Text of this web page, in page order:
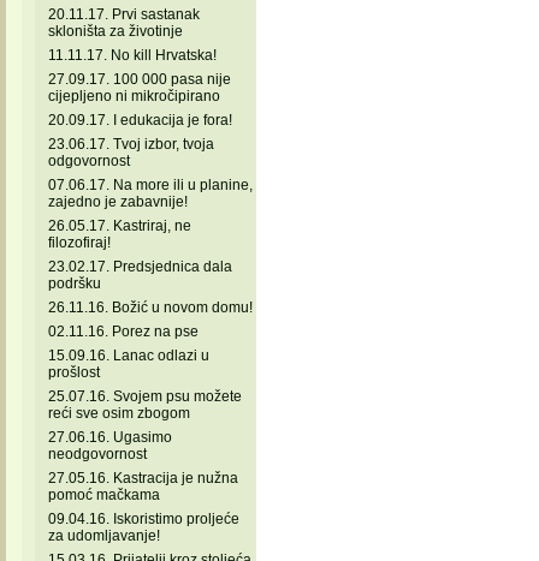
20.11.17. Prvi sastanak
skloništa za životinje
11.11.17. No kill Hrvatska!
27.09.17. 100 000 pasa nije
cijepljeno ni mikročipirano
20.09.17. I edukacija je fora!
23.06.17. Tvoj izbor, tvoja
odgovornost
07.06.17. Na more ili u planine,
zajedno je zabavnije!
26.05.17. Kastriraj, ne
filozofiraj!
23.02.17. Predsjednica dala
podršku
26.11.16. Božić u novom domu!
02.11.16. Porez na pse
15.09.16. Lanac odlazi u
prošlost
25.07.16. Svojem psu možete
reći sve osim zbogom
27.06.16. Ugasimo
neodgovornost
27.05.16. Kastracija je nužna
pomoć mačkama
09.04.16. Iskoristimo proljeće
za udomljavanje!